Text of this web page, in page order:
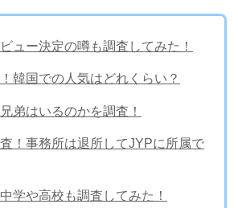
ュー決定の噂も調査してみた！
韓国での人気はどれくらい？
弟はいるのかを調査！
！事務所は退所してJYPに所属で
学や高校も調査してみた！